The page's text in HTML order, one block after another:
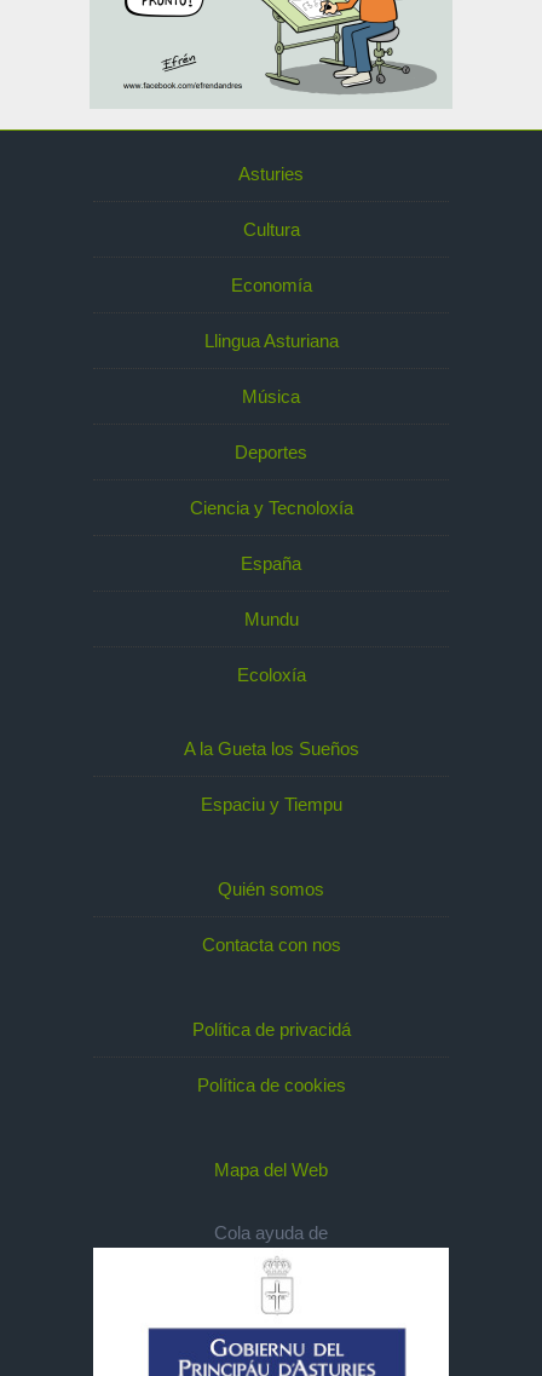
Asturies
Cultura
Economía
Llingua Asturiana
Música
Deportes
Ciencia y Tecnoloxía
España
Mundu
Ecoloxía
A la Gueta los Sueños
Espaciu y Tiempu
Quién somos
Contacta con nos
Política de privacidá
Política de cookies
Mapa del Web
Cola ayuda de